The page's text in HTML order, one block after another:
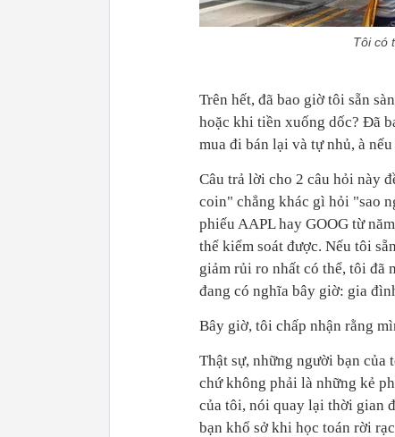
Tôi có
Trên hết, đã bao giờ tôi sẵn
hoặc khi tiền xuống dốc? Đã
mua đi bán lại và tự nhủ, à
Câu trả lời cho 2 câu hỏi này
coin" chẳng khác gì hỏi "sao
phiếu AAPL hay GOOG từ
thể kiểm soát được. Nếu tôi
giảm rủi ro nhất có thể, tôi đã
đang có nghĩa bây giờ: gia
Bây giờ, tôi chấp nhận rằng
Thật sự, những người bạn của
chứ không phải là những kẻ
của tôi, nói quay lại thời gian
bạn khổ sở khi học toán rời